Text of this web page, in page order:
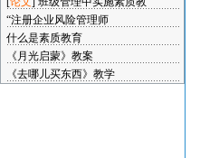
“注册企业风险管理师
什么是素质教育
《月光启蒙》教案
《去哪儿买东西》教学